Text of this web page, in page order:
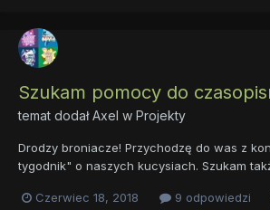
Szukam pomocy do
temat dodałAxel w Projekty
Drodzy broniacze! Przychodzę do was z
tygodnik" o naszych kucysiach. Szukam
umieścić? Jaki tytuł? Byłabym bardzo
Czerwiec 18, 2018 9 odpowiedzi